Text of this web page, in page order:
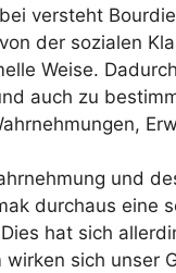
versteht
der sozialen
Weise.
auch zu
und
durchaus eine
hat sich
sich unser